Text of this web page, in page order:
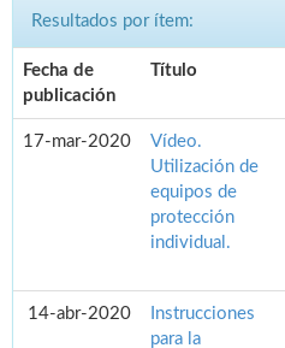
Resultados por ítem:
Fecha de
publicación
Título
17-mar-2020
Vídeo.
Utilización de
equipos de
protección
individual.
14-abr-2020
Instrucciones
para la